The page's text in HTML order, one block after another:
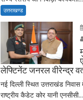
उत्तराखण्ड
लेफ्टिनेंट जनरल वीरेन्द्र
नई दिल्ली स्थित उत्तराखंड
राष्ट्रीय कैडेट कोर यानी एनसीसी...